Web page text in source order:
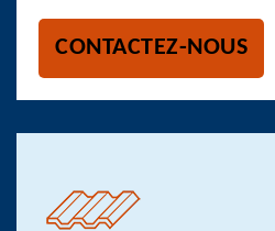
CONTACTEZ-NOUS